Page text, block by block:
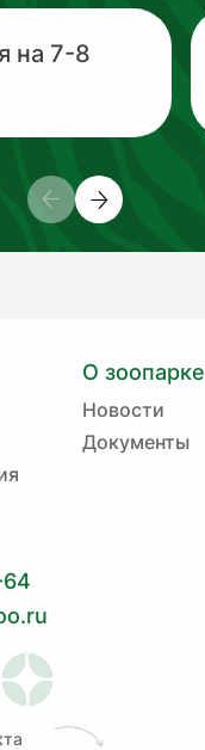
на 7-8
О зоопарке
Новости
Документы